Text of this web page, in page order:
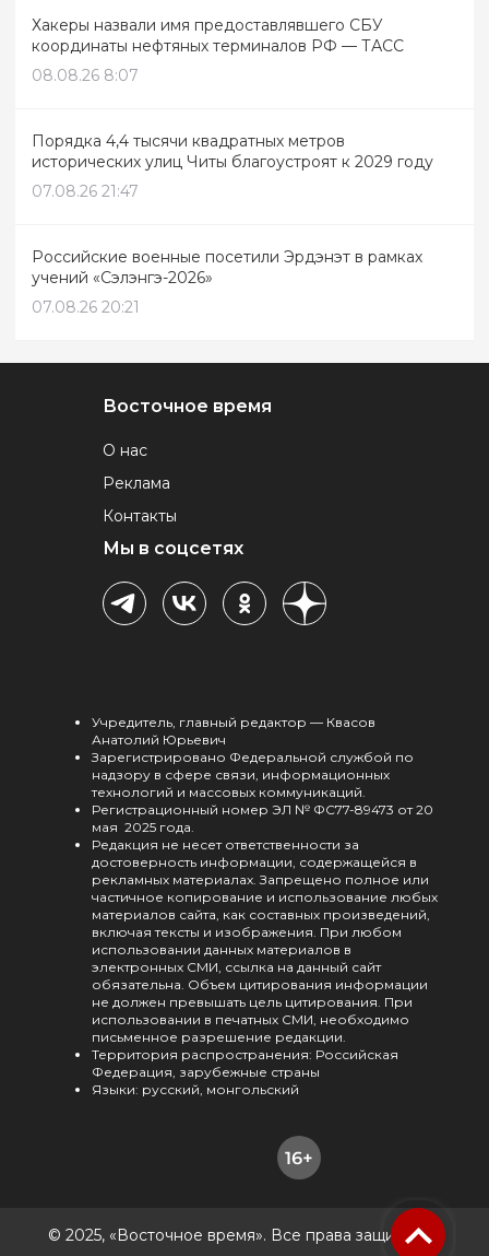
Хакеры назвали имя предоставлявшего СБУ
координаты нефтяных терминалов РФ — ТАСС
08.08.26 8:07
Порядка 4,4 тысячи квадратных метров
исторических улиц Читы благоустроят к 2029 году
07.08.26 21:47
Российские военные посетили Эрдэнэт в рамках
учений «Сэлэнгэ-2026»
07.08.26 20:21
Восточное время
О нас
Реклама
Контакты
Мы в соцсетях
Учредитель, главный редактор — Квасов
Анатолий Юрьевич
Зарегистрировано Федеральной службой по
надзору в сфере связи, информационных
технологий и массовых коммуникаций.
Регистрационный номер ЭЛ № ФС77-89473 от 20
мая 2025 года.
Редакция не несет ответственности за
достоверность информации, содержащейся в
рекламных материалах. Запрещено полное или
частичное копирование и использование любых
материалов сайта, как составных произведений,
включая тексты и изображения. При любом
использовании данных материалов в
электронных СМИ, ссылка на данный сайт
обязательна. Объем цитирования информации
не должен превышать цель цитирования. При
использовании в печатных СМИ, необходимо
письменное разрешение редакции.
Территория распространения: Российская
Федерация, зарубежные страны
Языки: русский, монгольский
© 2025, «Восточное время». Все права защищены.